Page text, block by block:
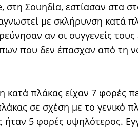
Σουηδία, εστίασαν στα
με σκλήρυνση κατά
αν οι συγγενείς
που δεν έπασχαν από τη
πλάκας είχαν 7 φορές
σε σχέση με το γενικό
5 φορές υψηλότερος.